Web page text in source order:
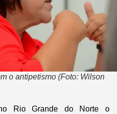
o antipetismo (Foto: Wilson
Rio Grande do Norte o